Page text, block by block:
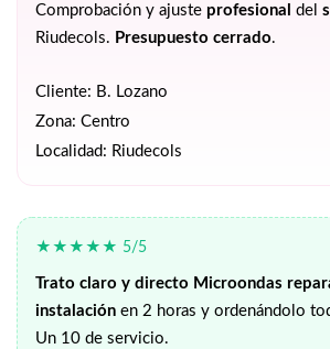
Comprobación y ajuste profesional del
Riudecols. Presupuesto cerrado.
Cliente: B. Lozano
Zona: Centro
Localidad: Riudecols
★★★★★ 5/5
Trato claro y directo Microondas
instalación en 2 horas y ordenándolo
Un 10 de servicio.